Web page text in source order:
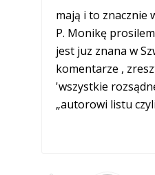
mają i to znacznie
P. Monikę
jest juz znana w
komentarze ,
'wszystkie
„autorowi listu